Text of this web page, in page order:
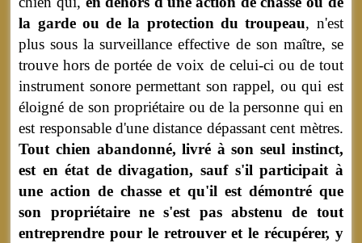
la garde ou de la protection du troupeau, n'est
plus sous la surveillance effective de son maître, se
trouve hors de portée de voix de celui-ci ou de tout
instrument sonore permettant son rappel, ou qui est
éloigné de son propriétaire ou de la personne qui en
est responsable d'une distance dépassant cent mètres.
Tout chien abandonné, livré à son seul instinct,
est en état de divagation, sauf s'il participait à
une action de chasse et qu'il est démontré que
son propriétaire ne s'est pas abstenu de tout
entreprendre pour le retrouver et le récupérer, y